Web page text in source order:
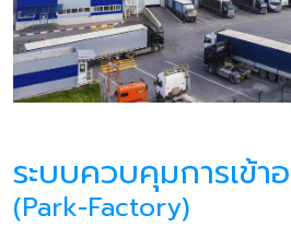
ระบบควบคุมการเข้า
(Park-Factory)